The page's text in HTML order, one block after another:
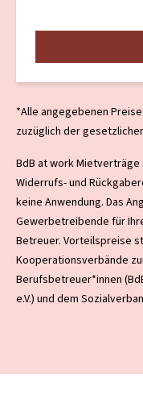
*Alle angegebenen
zuzüglich der
BdB at work Mietverträge
Widerrufs- und
keine Anwendung. Das
Gewerbetreibende für
Betreuer. Vorteilspreise
Kooperationsverbände
Berufsbetreuer*innen
e.V.) und dem